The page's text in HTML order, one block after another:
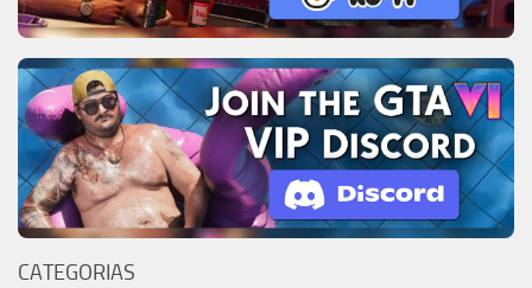
CATEGORIAS